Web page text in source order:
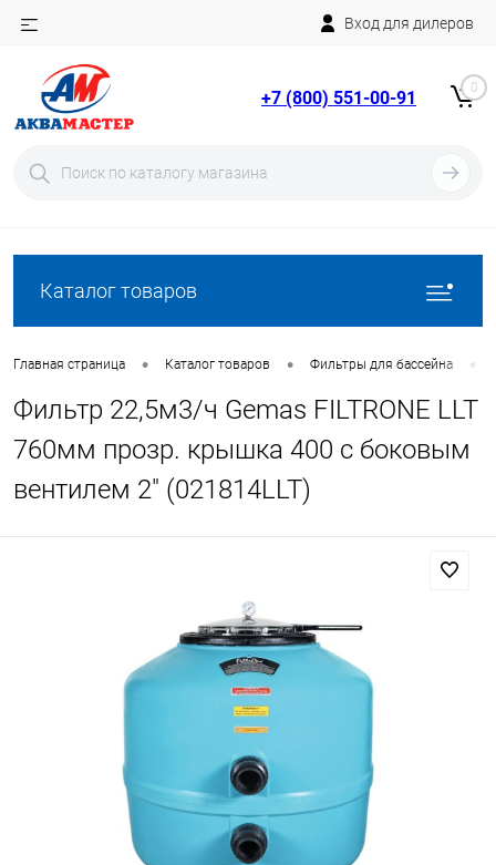
Вход для дилеров
+7 (800) 551-00-91 0
Каталог товаров
Главная страница • Каталог товаров • Фильтры для бассейна •
Фильтр 22,5м3/ч Gemas FILTRONE LLT
760мм прозр. крышка 400 с боковым
вентилем 2" (021814LLT)